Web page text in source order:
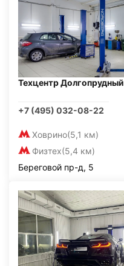
Техцентр Долгопрудный
+7 (495) 032-08-22
Ховрино(5,1 км)
Физтех(5,4 км)
Береговой пр-д, 5